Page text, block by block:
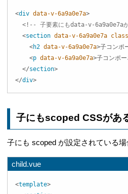
<div data-v-6a9a0e7a>
<!-- 子要素にもdata-v-6a9a0e7a
<section data-v-6a9a0e7a class
<h2 data-v-6a9a0e7a>子コンポ
<p data-v-6a9a0e7a>子コンポ
</section>
</div>
子にもscoped CSSがあ
子にも scoped が設定されている場
child.vue
<template>